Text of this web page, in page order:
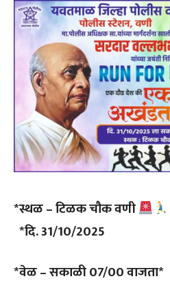
*स्थळ – टिळक चौक वणी
*दि. 31/10/2025
*वेळ – सकाळी 07/00 वाजता*